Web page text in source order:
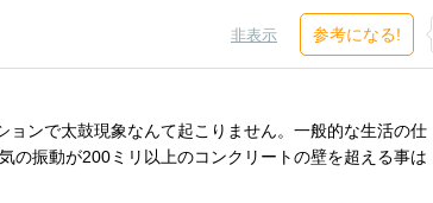
非表示 参考になる!
ンで太鼓現象なんて起こりません。一般的な生活の仕
の振動が200ミリ以上のコンクリートの壁を超える事は